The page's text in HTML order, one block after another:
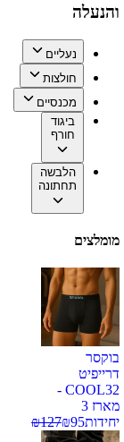
והנעלה
נעליים
חולצות
מכנסיים
ביגוד
חורף
הלבשה
תחתונה
מומלצים
בוקסר
דרייפיט
COOL32 -
מארז 3
יחידות
₪95
₪127